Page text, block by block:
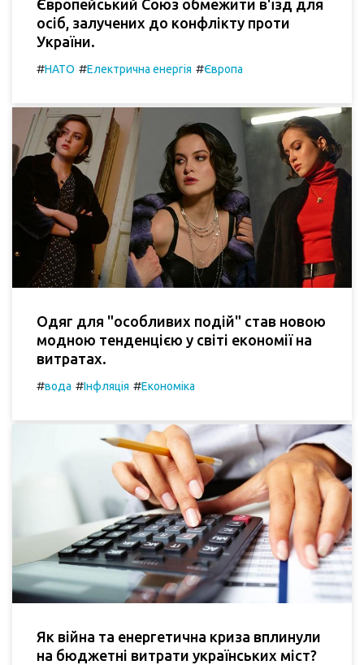
Європейський Союз обмежити в'їзд для
осіб, залучених до конфлікту проти
України.
#НАТО #Електрична енергія #Європа
Одяг для "особливих подій" став новою
модною тенденцією у світі економії на
витратах.
#вода #Інфляція #Економіка
Як війна та енергетична криза вплинули
на бюджетні витрати українських міст?